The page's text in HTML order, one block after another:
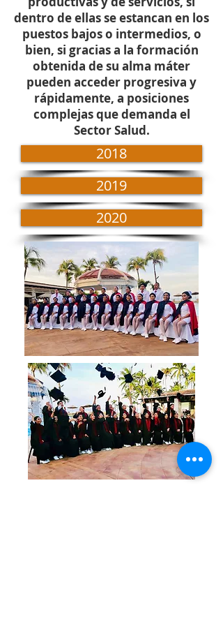
dentro de ellas se estancan en los
puestos bajos o intermedios, o
bien, si gracias a la formación
obtenida de su alma máter
pueden acceder progresiva y
rápidamente, a posiciones
complejas que demanda el
Sector Salud.
2018
2019
2020